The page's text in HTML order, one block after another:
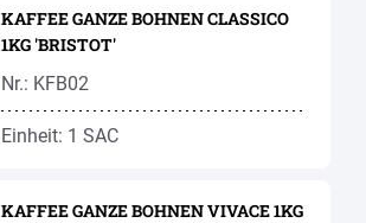
KAFFEE GANZE BOHNEN CLASSICO
1KG 'BRISTOT'
Nr.: KFB02
Einheit: 1 SAC
KAFFEE GANZE BOHNEN VIVACE 1KG